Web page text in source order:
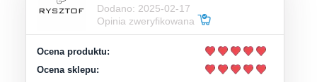
Dodano: 2025-02-17
Opinia zweryfikowana
Ocena produktu:
Ocena sklepu: